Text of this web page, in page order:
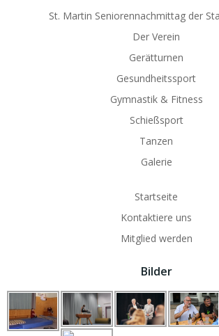
St. Martin Seniorennachmittag der
Der Verein
Gerätturnen
Gesundheitssport
Gymnastik & Fitness
Schießsport
Tanzen
Galerie
Startseite
Kontaktiere uns
Mitglied werden
Bilder